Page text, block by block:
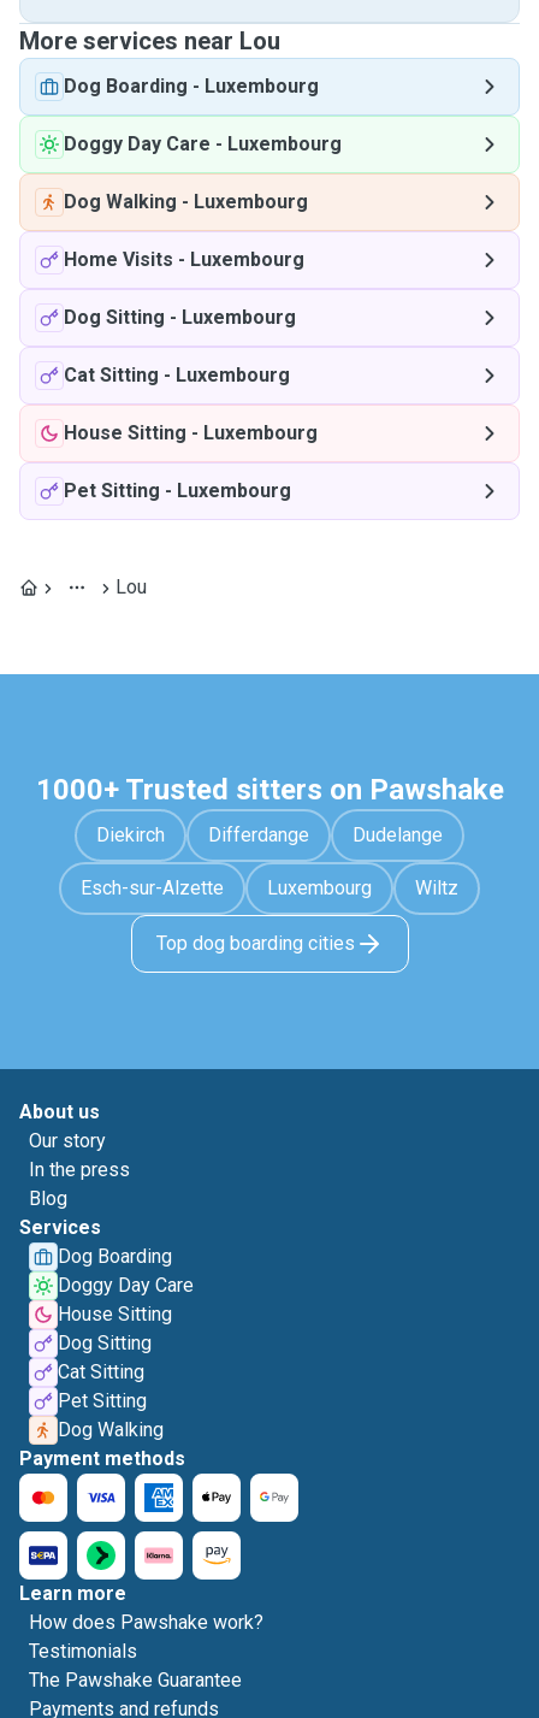
More services near Lou
Dog Boarding - Luxembourg
Doggy Day Care - Luxembourg
Dog Walking - Luxembourg
Home Visits - Luxembourg
Dog Sitting - Luxembourg
Cat Sitting - Luxembourg
House Sitting - Luxembourg
Pet Sitting - Luxembourg
Lou
1000+ Trusted sitters on Pawshake
Diekirch Differdange Dudelange
Esch-sur-Alzette Luxembourg Wiltz
Top dog boarding cities
About us
Our story
In the press
Blog
Services
Dog Boarding
Doggy Day Care
House Sitting
Dog Sitting
Cat Sitting
Pet Sitting
Dog Walking
Payment methods
Learn more
How does Pawshake work?
Testimonials
The Pawshake Guarantee
Payments and refunds